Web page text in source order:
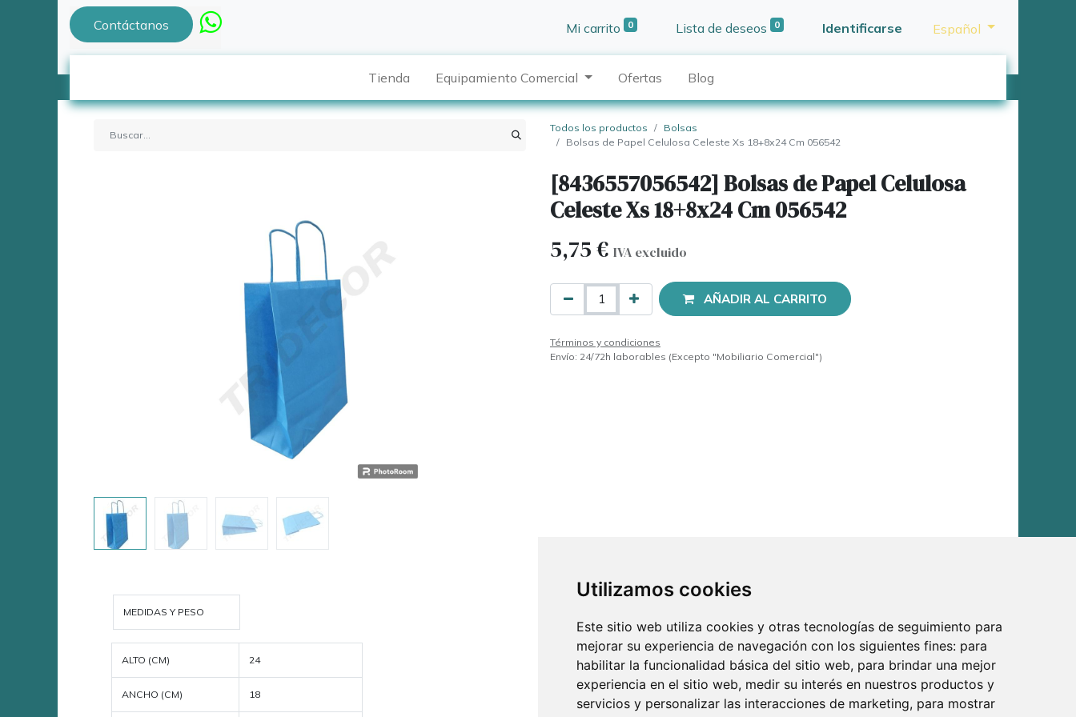
Utilizamos cookies
Este sitio web utiliza cookies y otras tecnologías de seguimiento para
mejorar su experiencia de navegación con los siguientes fines: para
habilitar la funcionalidad básica del sitio web, para brindar una mejor
experiencia en el sitio web, medir su interés en nuestros productos y
servicios y personalizar las interacciones de marketing, para mostrar
Contáctanos Mi carrito 0 Lista de deseos 0 Identificarse Español
Tienda Equipamiento Comercial Ofertas Blog
Todos los productos
Bolsas
Bolsas de Papel Celulosa Celeste Xs 18+8x24 Cm 056542
[8436557056542] Bolsas de Papel Celulosa
Celeste Xs 18+8x24 Cm 056542
5,75€ IVA excluido
AÑADIR AL CARRITO
Términos y condiciones
Envío: 24/72h laborables (Excepto "Mobiliario Comercial")
MEDIDAS Y PESO
ALTO (CM) 24
ANCHO (CM) 18